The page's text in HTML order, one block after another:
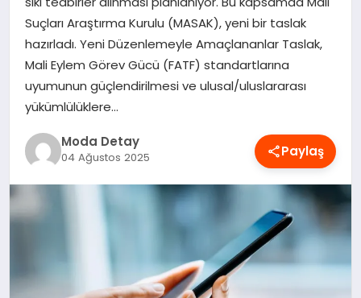
SAĞLIK
SPOR
TEKNOLOJI
Suçları Araştırma Kurulu (MASAK), yeni bir taslak
hazırladı. Yeni Düzenlemeyle Amaçlananlar Taslak,
Mali Eylem Görev Gücü (FATF) standartlarına
uyumunun güçlendirilmesi ve ulusal/uluslararası
yükümlülüklere…
Moda Detay
04 Ağustos 2025 Paylaş